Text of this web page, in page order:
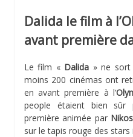
Dalida le film à
avant première
Le film « Dalida » ne sort
moins 200 cinémas ont
en avant première à l’
people étaient bien
première animée par
sur le tapis rouge des stars